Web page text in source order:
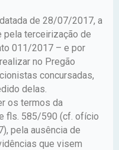
de 28/07/2017, a
pela terceirização de
011/2017 – e por
no Pregão
concursadas,
delas.
os termos da
fls. 585/590 (cf. ofício
pela ausência de
que visem